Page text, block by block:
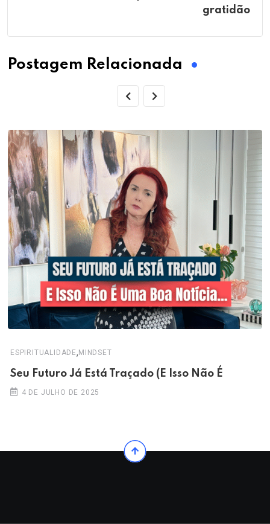
gratidão
Postagem Relacionada
ESPIRITUALIDADE, MINDSET
Seu Futuro Já Está Traçado (E Isso Não É
4 DE JULHO DE 2025